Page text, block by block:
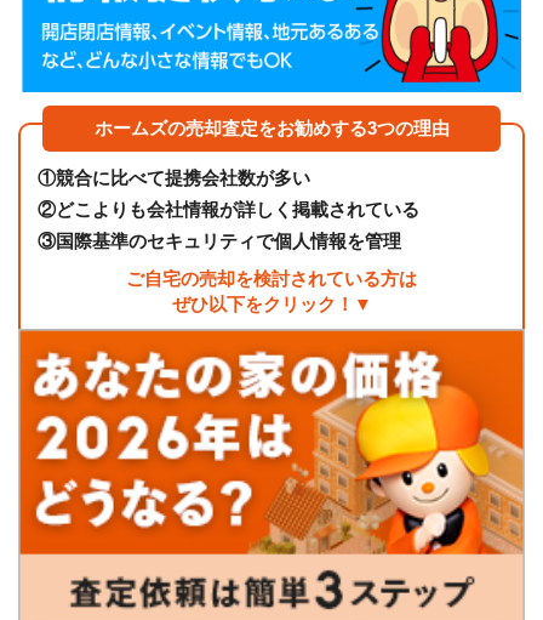
ホームズの売却査定をお勧めする3つの理由
①競合に比べて提携会社数が多い
②どこよりも会社情報が詳しく掲載されている
③国際基準のセキュリティで個人情報を管理
ご自宅の売却を検討されている方は
ぜひ以下をクリック！▼